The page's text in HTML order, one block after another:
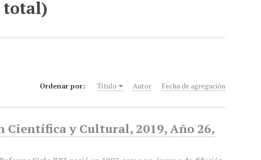
total)
Ordenar por: Título Autor Fecha de agregación
Científica y Cultural, 2019, Año 26,